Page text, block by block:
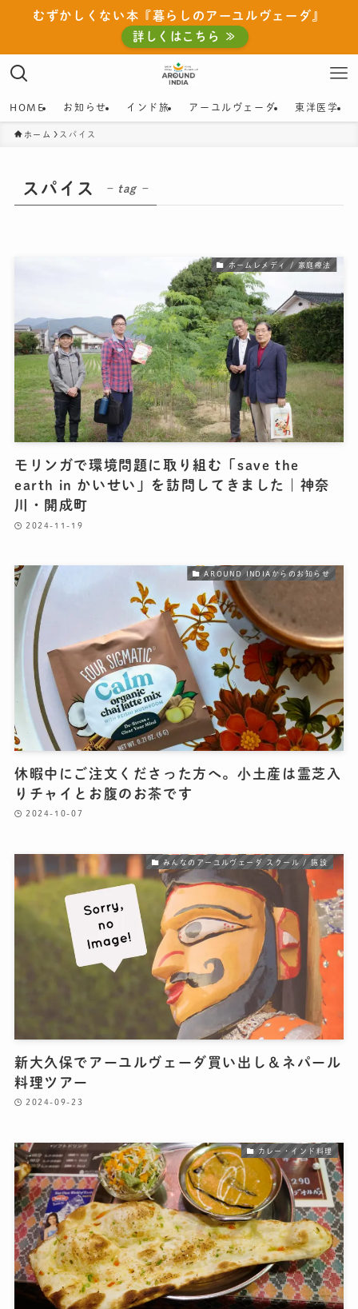
むずかしくない本『暮らしのアーユルヴェーダ』
詳しくはこちら ≫
HOME お知らせ インド旅 アーユルヴェーダ 東洋医学
ホーム スパイス
スパイス – tag –
ホームレメディ / 家庭療法
モリンガで環境問題に取り組む「save the
earth in かいせい」を訪問してきました｜神奈
川・開成町
2024-11-19
AROUND INDIAからのお知らせ
休暇中にご注文くださった方へ。小土産は霊芝入
りチャイとお腹のお茶です
2024-10-07
みんなのアーユルヴェーダ スクール / 施設
新大久保でアーユルヴェーダ買い出し＆ネパール
料理ツアー
2024-09-23
カレー・インド料理